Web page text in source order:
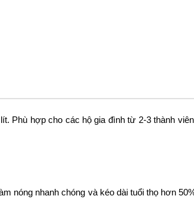
Phù hợp cho các hộ gia đình từ 2-3 thành
nóng nhanh chóng và kéo dài tuổi thọ hơn